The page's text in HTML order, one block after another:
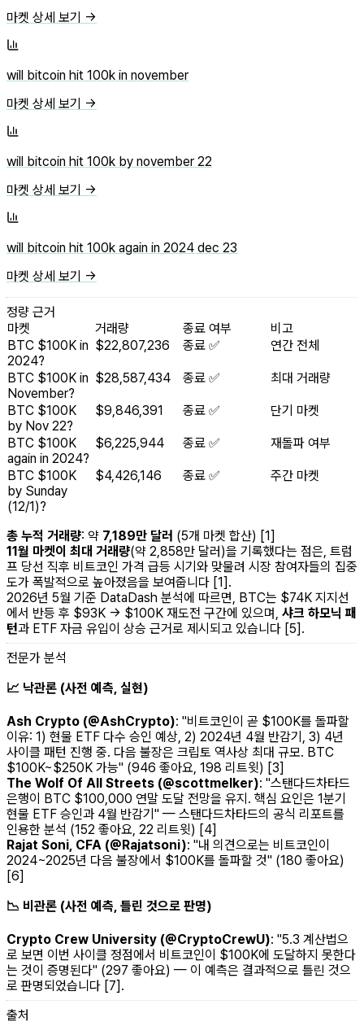
마켓 상세 보기 →
will bitcoin hit 100k in november
마켓 상세 보기 →
will bitcoin hit 100k by november 22
마켓 상세 보기 →
will bitcoin hit 100k again in 2024 dec 23
마켓 상세 보기 →
정량 근거
마켓
거래량 종료 여부
비고
BTC $100K in
2024?
$22,807,236 종료 ✅ 연간 전체
BTC $100K in
November?
$28,587,434 종료 ✅ 최대 거래량
BTC $100K
by Nov 22?
$9,846,391 종료 ✅ 단기 마켓
BTC $100K
again in 2024?
$6,225,944 종료 ✅ 재돌파 여부
BTC $100K
by Sunday
(12/1)?
$4,426,146 종료 ✅ 주간 마켓
총 누적 거래량: 약 7,189만 달러 (5개 마켓 합산) [1]
11월 마켓이 최대 거래량(약 2,858만 달러)을 기록했다는 점은, 트럼
프 당선 직후 비트코인 가격 급등 시기와 맞물려 시장 참여자들의 집중
도가 폭발적으로 높아졌음을 보여줍니다 [1].
2026년 5월 기준 DataDash 분석에 따르면, BTC는 $74K 지지선
에서 반등 후 $93K → $100K 재도전 구간에 있으며, 샤크 하모닉 패
턴과 ETF 자금 유입이 상승 근거로 제시되고 있습니다 [5].
전문가 분석
📈 낙관론 (사전 예측, 실현)
Ash Crypto (@AshCrypto): "비트코인이 곧 $100K를 돌파할
이유: 1) 현물 ETF 다수 승인 예상, 2) 2024년 4월 반감기, 3) 4년
사이클 패턴 진행 중. 다음 불장은 크립토 역사상 최대 규모. BTC
$100K~$250K 가능" (946 좋아요, 198 리트윗) [3]
The Wolf Of All Streets (@scottmelker): "스탠다드차타드
은행이 BTC $100,000 연말 도달 전망을 유지. 핵심 요인은 1분기
현물 ETF 승인과 4월 반감기" — 스탠다드차타드의 공식 리포트를
인용한 분석 (152 좋아요, 22 리트윗) [4]
Rajat Soni, CFA (@Rajatsoni): "내 의견으로는 비트코인이
2024~2025년 다음 불장에서 $100K를 돌파할 것" (180 좋아요)
[6]
📉 비관론 (사전 예측, 틀린 것으로 판명)
Crypto Crew University (@CryptoCrewU): "5.3 계산법으
로 보면 이번 사이클 정점에서 비트코인이 $100K에 도달하지 못한다
는 것이 증명된다" (297 좋아요) — 이 예측은 결과적으로 틀린 것으
로 판명되었습니다 [7].
출처